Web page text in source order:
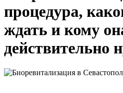
процедура,
ждать и кому
действительно